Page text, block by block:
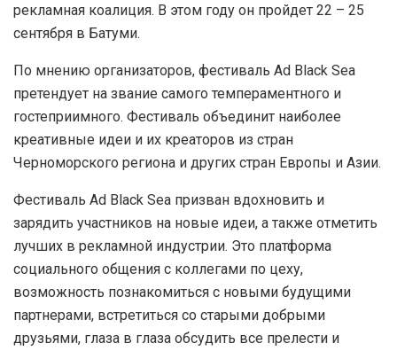
рекламная коалиция. В этом году он пройдет 22 – 25
сентября в Батуми.
По мнению организаторов, фестиваль Ad Black Sea
претендует на звание самого темпераментного и
гостеприимного. Фестиваль объединит наиболее
креативные идеи и их креаторов из стран
Черноморского региона и других стран Европы и Азии.
Фестиваль Ad Black Sea призван вдохновить и
зарядить участников на новые идеи, а также отметить
лучших в рекламной индустрии. Это платформа
социального общения с коллегами по цеху,
возможность познакомиться с новыми будущими
партнерами, встретиться со старыми добрыми
друзьями, глаза в глаза обсудить все прелести и